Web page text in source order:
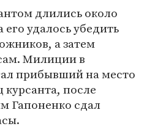
длились около
его удалось убедить
а затем
Милиции в
прибывший на место
после
Гапоненко сдал